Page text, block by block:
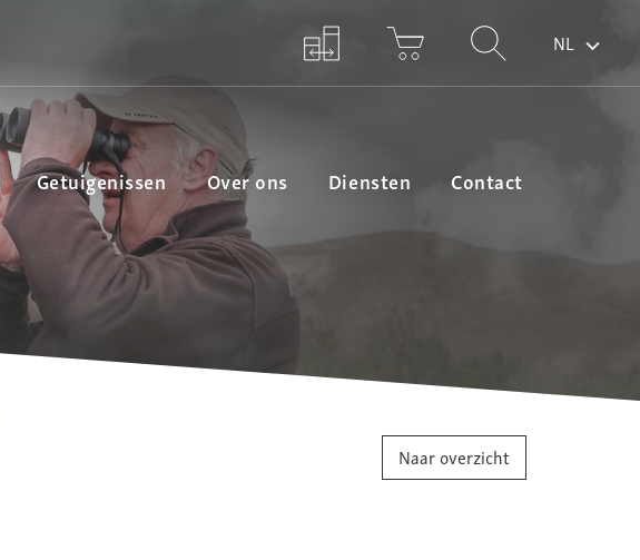
NL
Getuigenissen Over ons Diensten Contact
Naar overzicht